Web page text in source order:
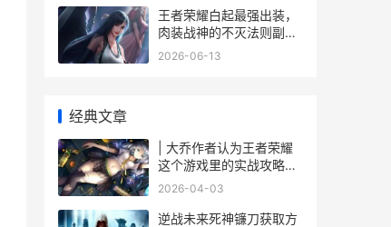
王者荣耀白起最强出装，
肉装战神的不灭法则副标
题
2026-06-13
经典文章
| 大乔作者认为王者荣耀
这个游戏里的实战攻略指
南
2026-04-03
逆战未来死神镰刀获取方